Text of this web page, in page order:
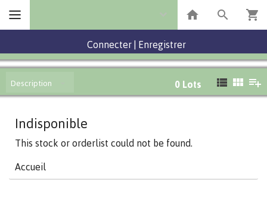
Connecter Enregistrer
Description 0 Lots
Indisponible
This stock or orderlist could not be found.
Accueil